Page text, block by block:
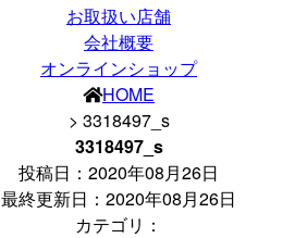
お取扱い店舗
会社概要
オンラインショップ
HOME
> 3318497_s
3318497_s
投稿日： 2020年08月26日
最終更新日：2020年08月26日
カテゴリ：